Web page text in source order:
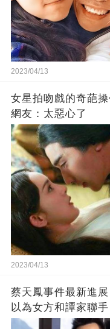
2023/04/13
女星拍吻戲的奇葩
網友：太惡心了
2023/04/13
蔡天鳳事件最新進
以為女方和譚家聯